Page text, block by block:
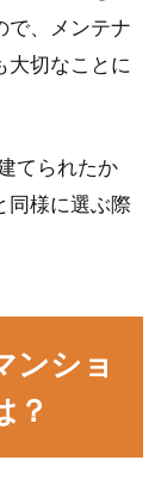
で、メンテナ
大切なことに
てられたか
同様に選ぶ際
ンショ
？